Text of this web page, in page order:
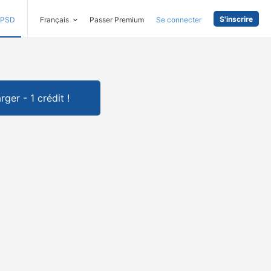
PSD Français Passer Premium Se connecter S'inscrire
- 1 crédit !